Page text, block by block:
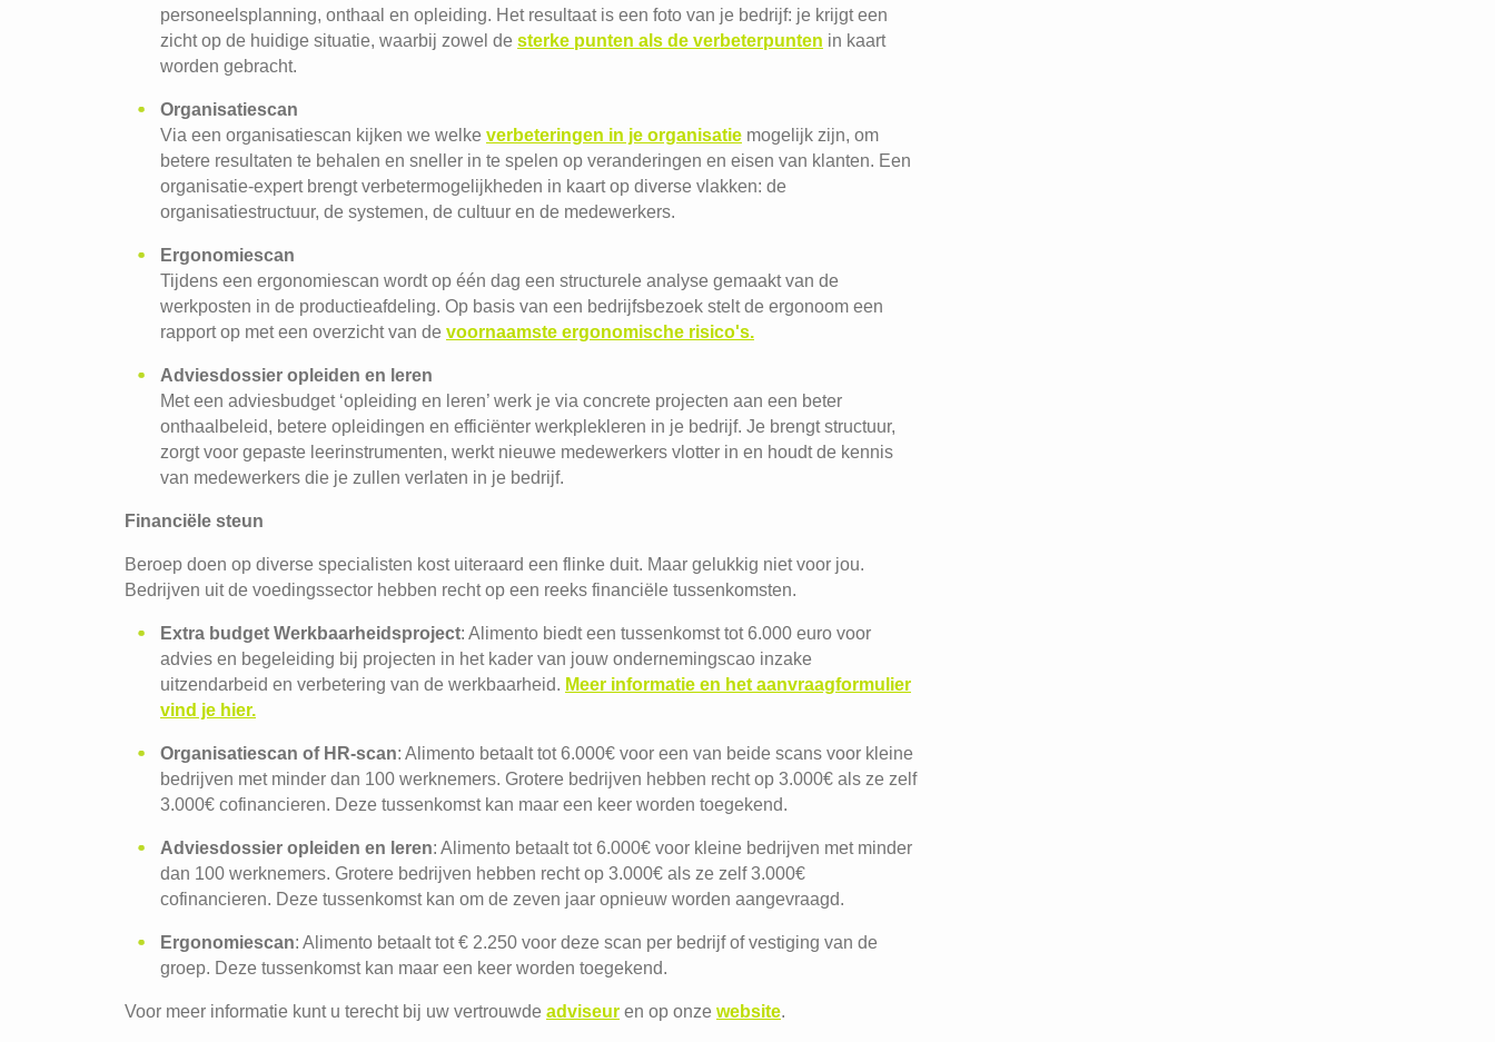
personeelsplanning, onthaal en opleiding. Het resultaat is een foto van je bedrijf: je krijgt een
zicht op de huidige situatie, waarbij zowel de sterke punten als de verbeterpunten in kaart
worden gebracht.
Organisatiescan
Via een organisatiescan kijken we welke verbeteringen in je organisatie mogelijk zijn, om
betere resultaten te behalen en sneller in te spelen op veranderingen en eisen van klanten. Een
organisatie-expert brengt verbetermogelijkheden in kaart op diverse vlakken: de
organisatiestructuur, de systemen, de cultuur en de medewerkers.
Ergonomiescan
Tijdens een ergonomiescan wordt op één dag een structurele analyse gemaakt van de
werkposten in de productieafdeling. Op basis van een bedrijfsbezoek stelt de ergonoom een
rapport op met een overzicht van de voornaamste ergonomische risico's.
Adviesdossier opleiden en leren
Met een adviesbudget ‘opleiding en leren’ werk je via concrete projecten aan een beter
onthaalbeleid, betere opleidingen en efficiënter werkplekleren in je bedrijf. Je brengt structuur,
zorgt voor gepaste leerinstrumenten, werkt nieuwe medewerkers vlotter in en houdt de kennis
van medewerkers die je zullen verlaten in je bedrijf.
Financiële steun
Beroep doen op diverse specialisten kost uiteraard een flinke duit. Maar gelukkig niet voor jou.
Bedrijven uit de voedingssector hebben recht op een reeks financiële tussenkomsten.
Extra budget Werkbaarheidsproject: Alimento biedt een tussenkomst tot 6.000 euro voor
advies en begeleiding bij projecten in het kader van jouw ondernemingscao inzake
uitzendarbeid en verbetering van de werkbaarheid. Meer informatie en het aanvraagformulier
vind je hier.
Organisatiescan of HR-scan: Alimento betaalt tot 6.000€ voor een van beide scans voor kleine
bedrijven met minder dan 100 werknemers. Grotere bedrijven hebben recht op 3.000€ als ze zelf
3.000€ cofinancieren. Deze tussenkomst kan maar een keer worden toegekend.
Adviesdossier opleiden en leren: Alimento betaalt tot 6.000€ voor kleine bedrijven met minder
dan 100 werknemers. Grotere bedrijven hebben recht op 3.000€ als ze zelf 3.000€
cofinancieren. Deze tussenkomst kan om de zeven jaar opnieuw worden aangevraagd.
Ergonomiescan: Alimento betaalt tot € 2.250 voor deze scan per bedrijf of vestiging van de
groep. Deze tussenkomst kan maar een keer worden toegekend.
Voor meer informatie kunt u terecht bij uw vertrouwde adviseur en op onze website.